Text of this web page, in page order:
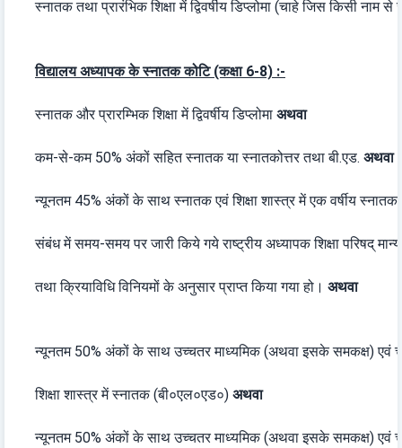
स्नातक तथा प्रारंभिक शिक्षा में द्विवर्षीय डिप्लोमा (चाहे जिस किसी नाम से
विद्यालय अध्यापक के स्नातक कोटि (कक्षा 6-8) :-
स्नातक और प्रारम्भिक शिक्षा में द्विवर्षीय डिप्लोमा अथवा
कम-से-कम 50% अंकों सहित स्नातक या स्नातकोत्तर तथा बी.एड. अथवा
न्यूनतम 45% अंकों के साथ स्नातक एवं शिक्षा शास्त्र में एक वर्षीय
संबंध में समय-समय पर जारी किये गये राष्ट्रीय अध्यापक शिक्षा परिषद्
तथा क्रियाविधि विनियमों के अनुसार प्राप्त किया गया हो। अथवा
न्यूनतम 50% अंकों के साथ उच्चतर माध्यमिक (अथवा इसके समकक्ष) एवं
शिक्षा शास्त्र में स्नातक (बी०एल०एड०) अथवा
न्यूनतम 50% अंकों के साथ उच्चतर माध्यमिक (अथवा इसके समकक्ष) एवं